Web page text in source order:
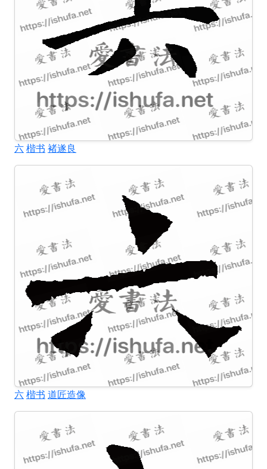
六楷书 褚遂良
六楷书 道匠造像